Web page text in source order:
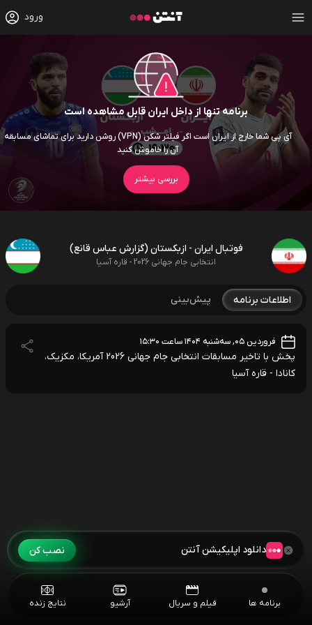
ورود
برنامه تنها از داخل ایران قابل مشاهده است
آی پی شما خارج از ایران است اگر فیلتر شکن (VPN) روشن دارید برای تماشای مسابقه
آن را خاموش کنید
بررسی بیشتر
فوتبال ایران - ازبکستان (گزارش عباس قانع)
انتخابی جام جهانی 2026 - قاره آسیا
اطلاعات برنامه پیش‌بینی
فروردین ۰۵, سه‌شنبه ۱۴۰۴ ساعت ۱۵:۳۰
پخش با تاخیر مسابقات انتخابی جام جهانی 2026 آمریکا، مکزیک،
کانادا - قاره آسیا
برنامه ها فیلم و سریال آرشیو نتایج زنده
دانلود اپلیکیشن آنتن نصب کن